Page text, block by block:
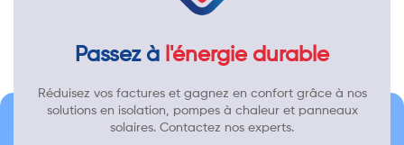
Passez à l'énergie durable
Réduisez vos factures et gagnez en confort grâce à nos
solutions en isolation, pompes à chaleur et panneaux
solaires. Contactez nos experts.